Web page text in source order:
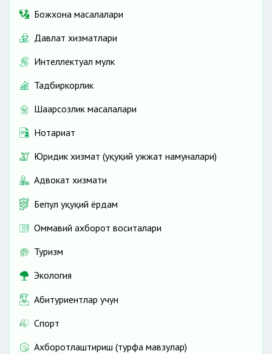
Божхона масалалари
Давлат хизматлари
Интеллектуал мулк
Тадбиркорлик
Шаҳарсозлик масалалари
Нотариат
Юридик хизмат (ҳуқуқий ҳужжат намуналари)
Адвокат хизмати
Бепул ҳуқуқий ёрдам
Оммавий ахборот воситалари
Туризм
Экология
Абитуриентлар учун
Спорт
Ахборотлаштириш (турфа мавзулар)